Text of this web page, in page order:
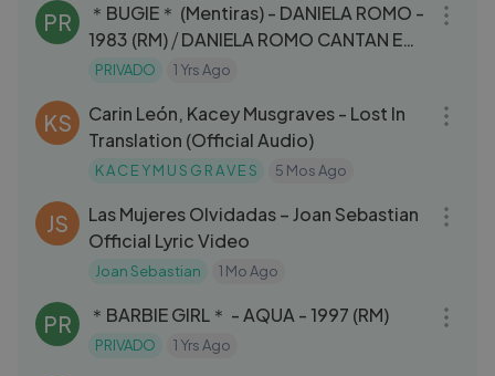
PR
＊BUGIE＊ (Mentiras) - DANIELA ROMO -
1983 (RM) ⧸ DANIELA ROMO CANTAN EN
ITALIANO...
PRIVADO 1 Yrs Ago
KS
Carin León, Kacey Musgraves - Lost In
Translation (Official Audio)
K A C E Y M U S G R A V E S 5 Mos Ago
JS
Las Mujeres Olvidadas – Joan Sebastian
Official Lyric Video
Joan Sebastian 1 Mo Ago
PR ＊BARBIE GIRL＊ - AQUA - 1997 (RM)
PRIVADO 1 Yrs Ago